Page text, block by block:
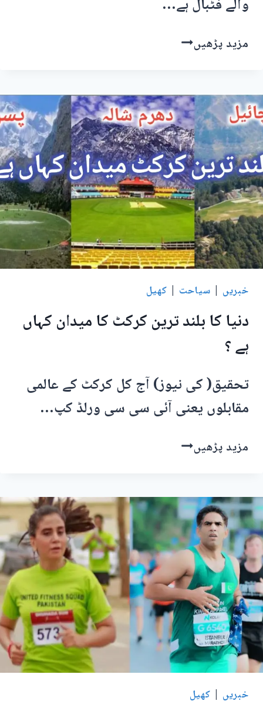
والے فٹبال ہے…
مزید پڑھیںمظفرآباد
ریال
کلب
نے
جیت
لی
خبریں | سیاحت | کھیل
دنیا کا بلند ترین کرکٹ کا میدان کہاں
ہے ؟
تحقیق( کی نیوز) آج کل کرکٹ کے عالمی
مقابلوں یعنی آئی سی سی ورلڈ کپ…
مزید پڑھیںدنیا
ترین
کرکٹ
کا
میدان
کہاں
ہے
؟
خبریں | کھیل